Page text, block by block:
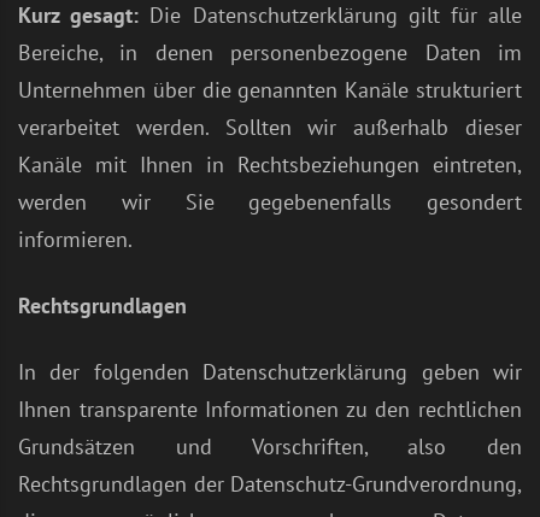
Kurz gesagt: Die Datenschutzerklärung gilt für alle
Bereiche, in denen personenbezogene Daten im
Unternehmen über die genannten Kanäle strukturiert
verarbeitet werden. Sollten wir außerhalb dieser
Kanäle mit Ihnen in Rechtsbeziehungen eintreten,
werden wir Sie gegebenenfalls gesondert
informieren.
Rechtsgrundlagen
In der folgenden Datenschutzerklärung geben wir
Ihnen transparente Informationen zu den rechtlichen
Grundsätzen und Vorschriften, also den
Rechtsgrundlagen der Datenschutz-Grundverordnung,